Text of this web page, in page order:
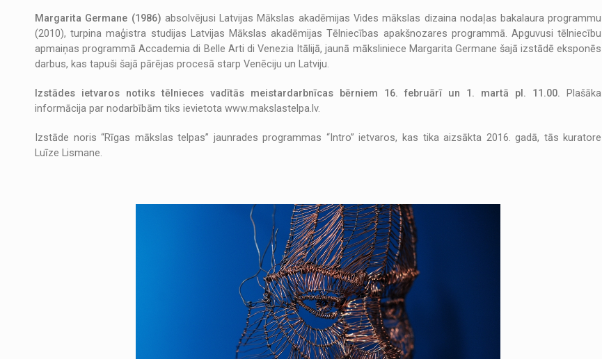
Margarita Germane (1986) absolvējusi Latvijas Mākslas akadēmijas Vides mākslas dizaina nodaļas bakalaura programmu
(2010), turpina maģistra studijas Latvijas Mākslas akadēmijas Tēlniecības apakšnozares programmā. Apguvusi tēlniecību
apmaiņas programmā Accademia di Belle Arti di Venezia Itālijā, jaunā māksliniece Margarita Germane šajā izstādē eksponēs
darbus, kas tapuši šajā pārējas procesā starp Venēciju un Latviju.
Izstādes ietvaros notiks tēlnieces vadītās meistardarbnīcas bērniem 16. februārī un 1. martā pl. 11.00. Plašāka
informācija par nodarbībām tiks ievietota www.makslastelpa.lv.
Izstāde noris “Rīgas mākslas telpas” jaunrades programmas “Intro” ietvaros, kas tika aizsākta 2016. gadā, tās kuratore
Luīze Lismane.